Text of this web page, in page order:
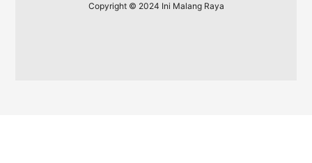
Copyright © 2024 Ini Malang Raya